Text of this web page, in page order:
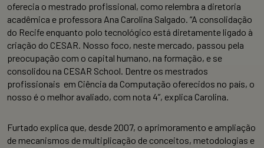
oferecia o mestrado profissional, como relembra a diretoria
acadêmica e professora Ana Carolina Salgado. “A consolidação
do Recife enquanto polo tecnológico está diretamente ligado à
criação do CESAR. Nosso foco, neste mercado, passou pela
preocupação com o capital humano, na formação, e se
consolidou na CESAR School. Dentre os mestrados
profissionais em Ciência da Computação oferecidos no país, o
nosso é o melhor avaliado, com nota 4”, explica Carolina.
Furtado explica que, desde 2007, o aprimoramento e ampliação
de mecanismos de multiplicação de conceitos, metodologias e